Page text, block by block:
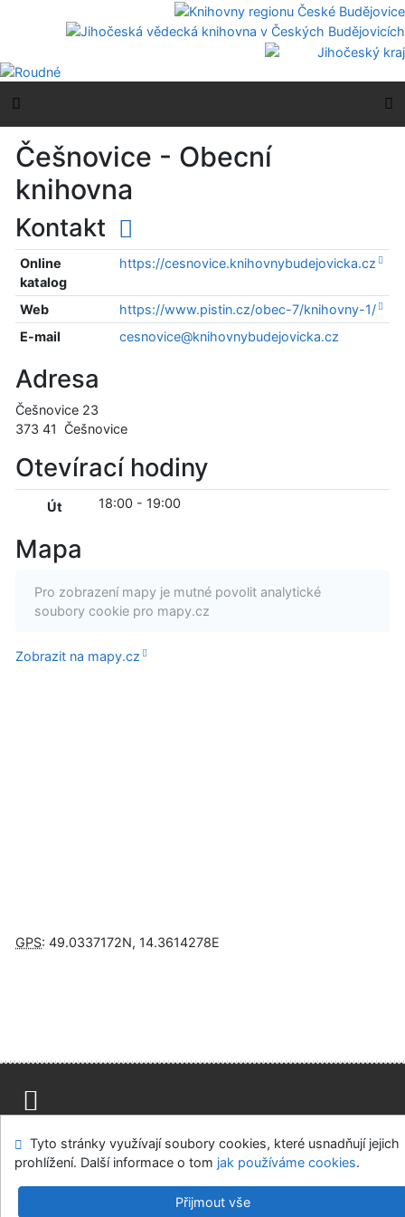
Přejít na menu
Češnovice - Obecní
knihovna
Kontakt
Online
katalog
https://cesnovice.knihovnybudejovicka.cz
Web
https://www.pistin.cz/obec-7/knihovny-1/
E-mail
cesnovice@knihovnybudejovicka.cz
Adresa
Češnovice 23
373 41 Češnovice
Otevírací hodiny
Út 18:00 - 19:00
Mapa
Pro zobrazení mapy je mutné povolit analytické
soubory cookie pro mapy.cz
Zobrazit na mapy.cz
GPS: 49.0337172N, 14.3614278E
Nastavení cookies
Knihovny regionu České Budějovice
Tyto stránky využívají soubory cookies, které usnadňují jejich
prohlížení. Další informace o tom jak používáme cookies.
Přijmout vše